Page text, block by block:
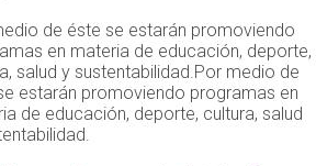
de éste se estarán promoviendo
en materia de educación, deporte,
salud y sustentabilidad.Por medio de
estarán promoviendo programas en
de educación, deporte, cultura, salud